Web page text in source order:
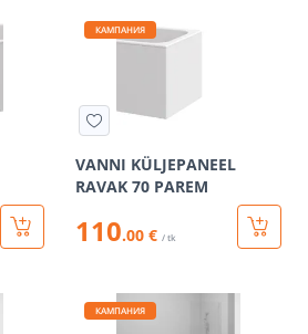
КАМПАНИЯ
VANNI KÜLJEPANEEL
RAVAK 70 PAREM
110.00 € / tk
КАМПАНИЯ